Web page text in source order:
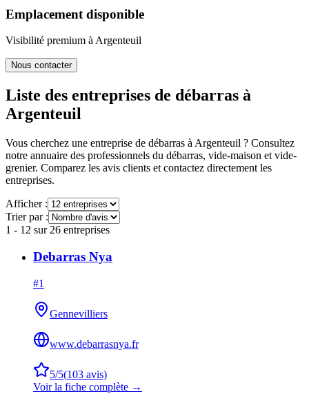
Emplacement disponible
Visibilité premium àArgenteuil
Nous contacter
Liste des entreprises de débarras à
Argenteuil
Vous cherchez une entreprise de débarras à Argenteuil ? Consultez
notre annuaire des professionnels du débarras, vide-maison et vide-
grenier. Comparez les avis clients et contactez directement les
entreprises.
Afficher :
Trier par :
1 - 12 sur 26 entreprises
Debarras Nya
#1
Gennevilliers
www.debarrasnya.fr
5/5(103 avis)
Voir la fiche complète →